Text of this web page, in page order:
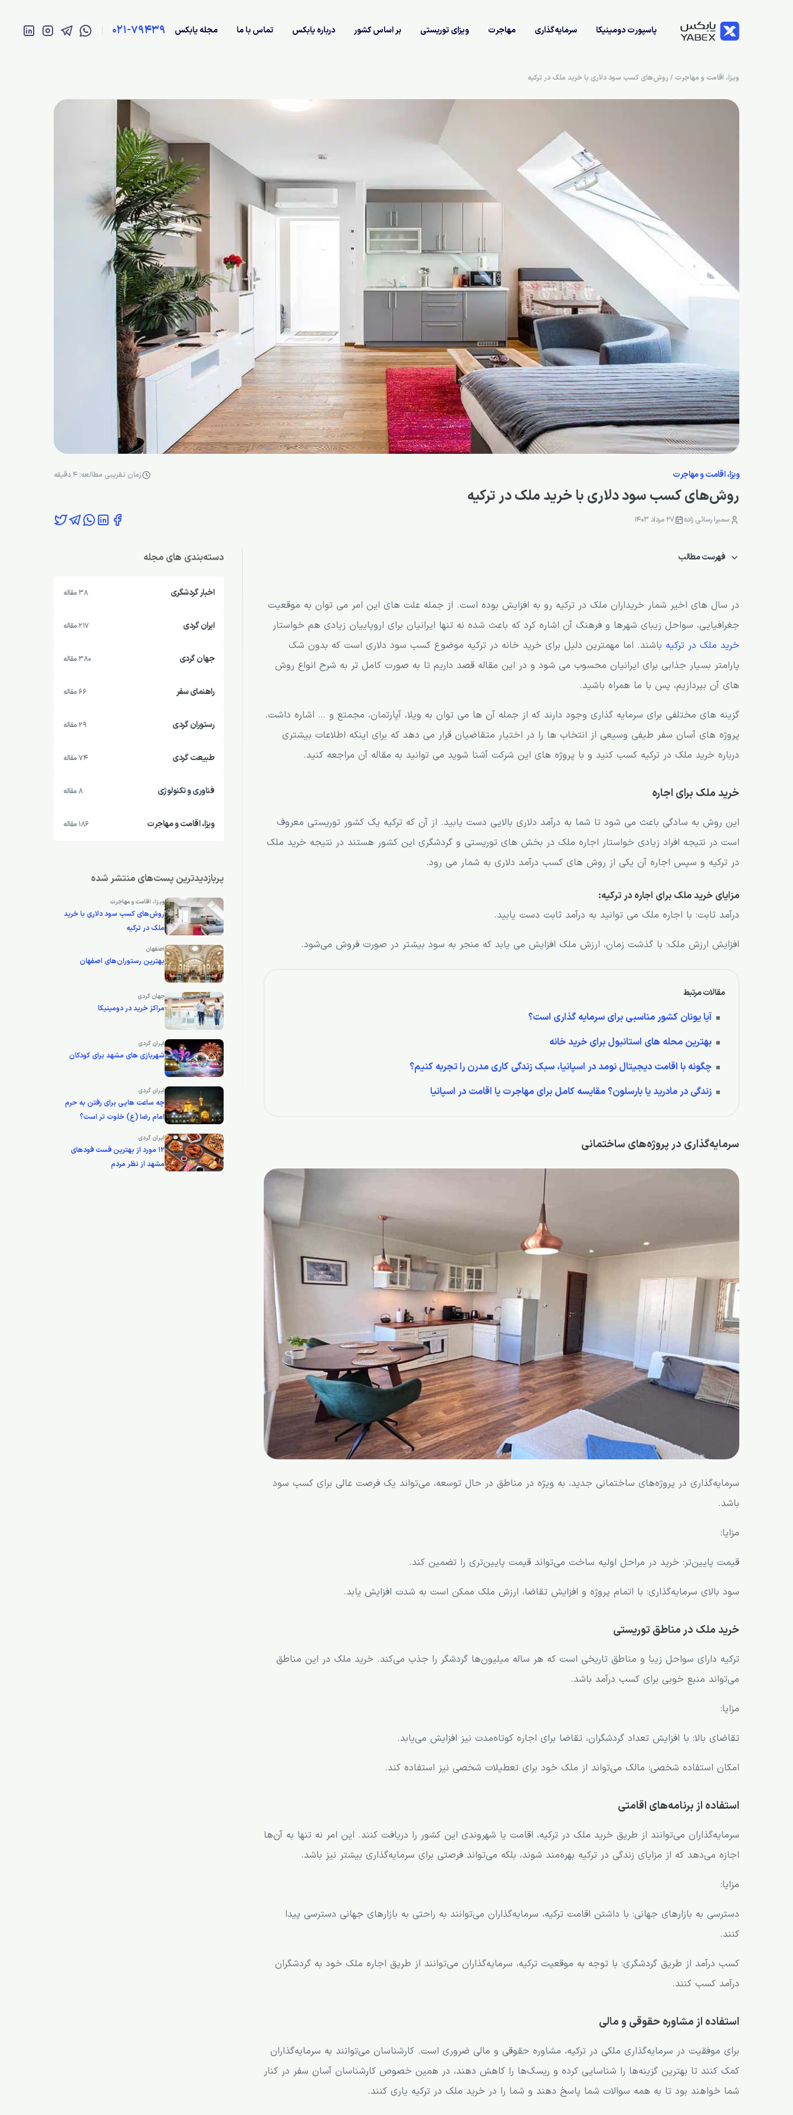
پاسپورت دومینیکا سرمایه‌گذاری مهاجرت ویزای توریستی بر اساس کشور درباره یابکس تماس با ما مجله یابکس 021-79439
ویزا، اقامت و مهاجرت / روش‌های کسب سود دلاری با خرید ملک در ترکیه
ویزا، اقامت و مهاجرت زمان تقریبی مطالعه: 4 دقیقه
روش‌های کسب سود دلاری با خرید ملک در ترکیه
سمیرا رسائی زاده 27 مرداد 1403
فهرست مطالب
سرمایه‌گذاری در پروژه‌های ساختمانی
خرید ملک در مناطق توریستی
استفاده از برنامه‌های اقامتی
استفاده از مشاوره حقوقی و مالی
بررسی بازار و تحلیل روندها
در سال های اخیر شمار خریداران ملک در ترکیه رو به افزایش بوده است. از جمله علت های این امر می توان به موقعیت
جغرافیایی، سواحل زیبای شهرها و فرهنگ آن اشاره کرد که باعث شده نه تنها ایرانیان برای اروپاییان زیادی هم خواستار
خرید ملک در ترکیه باشند. اما مهمترین دلیل برای خرید خانه در ترکیه موضوع کسب سود دلاری است که بدون شک
پارامتر بسیار جذابی برای ایرانیان محسوب می شود و در این مقاله قصد داریم تا به صورت کامل تر به شرح انواع روش
های آن بپردازیم، پس با ما همراه باشید.
گزینه های مختلفی برای سرمایه گذاری وجود دارند که از جمله آن ها می توان به ویلا، آپارتمان، مجمتع و … اشاره داشت.
پروژه های آسان سفر طیفی وسیعی از انتخاب ها را در اختیار متقاضیان قرار می دهد که برای اینکه اطلاعات بیشتری
درباره خرید ملک در ترکیه کسب کنید و با پروژه های این شرکت آشنا شوید می توانید به مقاله آن مراجعه کنید.
خرید ملک برای اجاره
این روش به سادگی باعث می شود تا شما به درآمد دلاری بالایی دست یابید. از آن که ترکیه یک کشور توریستی معروف
است در نتیجه افراد زیادی خواستار اجاره ملک در بخش های توریستی و گردشگری این کشور هستند در نتیجه خرید ملک
در ترکیه و سپس اجاره آن یکی از روش های کسب درآمد دلاری به شمار می رود.
مزایای خرید ملک برای اجاره در ترکیه:
درآمد ثابت: با اجاره ملک می توانید به درآمد ثابت دست یابید.
افزایش ارزش ملک: با گذشت زمان، ارزش ملک افزایش می یابد که منجر به سود بیشتر در صورت فروش می‌شود.
مقالات مرتبط
آیا یونان کشور مناسبی برای سرمایه گذاری است؟
بهترین محله های استانبول برای خرید خانه
چگونه با اقامت دیجیتال نومد در اسپانیا، سبک زندگی کاری مدرن را تجربه کنیم؟
زندگی در مادرید یا بارسلون؟ مقایسه کامل برای مهاجرت یا اقامت در اسپانیا
سرمایه‌گذاری در پروژه‌های ساختمانی
سرمایه‌گذاری در پروژه‌های ساختمانی جدید، به ویژه در مناطق در حال توسعه، می‌تواند یک فرصت عالی برای کسب سود
باشد.
مزایا:
قیمت پایین‌تر: خرید در مراحل اولیه ساخت می‌تواند قیمت پایین‌تری را تضمین کند.
سود بالای سرمایه‌گذاری: با اتمام پروژه و افزایش تقاضا، ارزش ملک ممکن است به شدت افزایش یابد.
خرید ملک در مناطق توریستی
ترکیه دارای سواحل زیبا و مناطق تاریخی است که هر ساله میلیون‌ها گردشگر را جذب می‌کند. خرید ملک در این مناطق
می‌تواند منبع خوبی برای کسب درآمد باشد.
مزایا:
تقاضای بالا: با افزایش تعداد گردشگران، تقاضا برای اجاره کوتاه‌مدت نیز افزایش می‌یابد.
امکان استفاده شخصی: مالک می‌تواند از ملک خود برای تعطیلات شخصی نیز استفاده کند.
استفاده از برنامه‌های اقامتی
سرمایه‌گذاران می‌توانند از طریق خرید ملک در ترکیه، اقامت یا شهروندی این کشور را دریافت کنند. این امر نه تنها به آن‌ها
اجازه می‌دهد که از مزایای زندگی در ترکیه بهره‌مند شوند، بلکه می‌تواند فرصتی برای سرمایه‌گذاری بیشتر نیز باشد.
مزایا:
دسترسی به بازارهای جهانی: با داشتن اقامت ترکیه، سرمایه‌گذاران می‌توانند به راحتی به بازارهای جهانی دسترسی پیدا
کنند.
کسب درآمد از طریق گردشگری: با توجه به موقعیت ترکیه، سرمایه‌گذاران می‌توانند از طریق اجاره ملک خود به گردشگران
درآمد کسب کنند.
استفاده از مشاوره حقوقی و مالی
برای موفقیت در سرمایه‌گذاری ملکی در ترکیه، مشاوره حقوقی و مالی ضروری است. کارشناسان می‌توانند به سرمایه‌گذاران
کمک کنند تا بهترین گزینه‌ها را شناسایی کرده و ریسک‌ها را کاهش دهند، در همین خصوص کارشناسان آسان سفر در کنار
شما خواهند بود تا به همه سوالات شما پاسخ دهند و شما را در خرید ملک در ترکیه یاری کنند.
دسته‌بندی های مجله
اخبار گردشگری 38 مقاله
ایران گردی 217 مقاله
جهان گردی 380 مقاله
راهنمای سفر 66 مقاله
رستوران گردی 29 مقاله
طبیعت گردی 74 مقاله
فناوری و تکنولوژی 8 مقاله
ویزا، اقامت و مهاجرت 186 مقاله
پربازدیدترین پست‌های منتشر شده
ویزا، اقامت و مهاجرت
روش‌های کسب سود دلاری با خرید
ملک در ترکیه
اصفهان
بهترین رستوران‌های اصفهان
جهان گردی
مراکز خرید در دومینیکا
ایران گردی
شهربازی های مشهد برای کودکان
ایران گردی
چه ساعت هایی برای رفتن به حرم
امام رضا (ع) خلوت تر است؟
ایران گردی
12 مورد از بهترین فست فودهای
مشهد از نظر مردم